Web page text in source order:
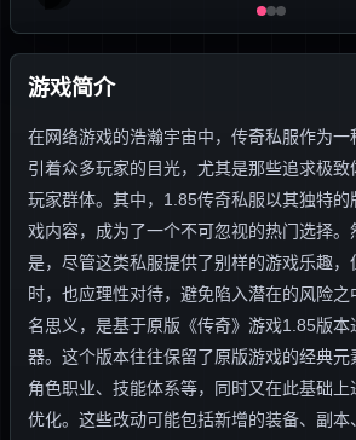
游戏简介
在网络游戏的浩瀚宇宙中，传奇私服作为一
引着众多玩家的目光，尤其是那些追求极致
玩家群体。其中，1.85传奇私服以其独特
戏内容，成为了一个不可忽视的热门选择。
是，尽管这类私服提供了别样的游戏乐趣，
时，也应理性对待，避免陷入潜在的风险
名思义，是基于原版《传奇》游戏1.85版
器。这个版本往往保留了原版游戏的经典元
角色职业、技能体系等，同时又在此基础上
优化。这些改动可能包括新增的装备、副本